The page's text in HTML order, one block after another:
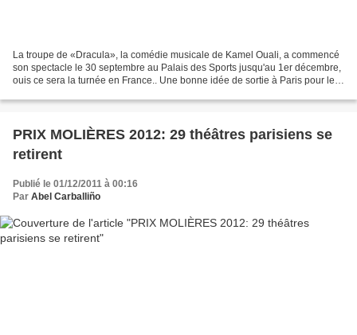
La troupe de «Dracula», la comédie musicale de Kamel Ouali, a commencé
son spectacle le 30 septembre au Palais des Sports jusqu'au 1er décembre,
ouis ce sera la turnée en France.. Une bonne idée de sortie à Paris pour les
PRIX MOLIÈRES 2012: 29 théâtres parisiens se
retirent
Publié le 01/12/2011 à 00:16
Par Abel Carballiño